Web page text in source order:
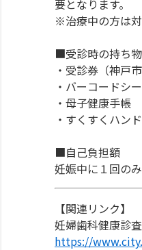
要となります。
※治療中の方は
■受診時の持ち物
・受診券（神戸
・バーコードシ
・母子健康手帳
・すくすくハン
■自己負担額
妊娠中に１回の
【関連リンク】
妊婦歯科健康診査
https://